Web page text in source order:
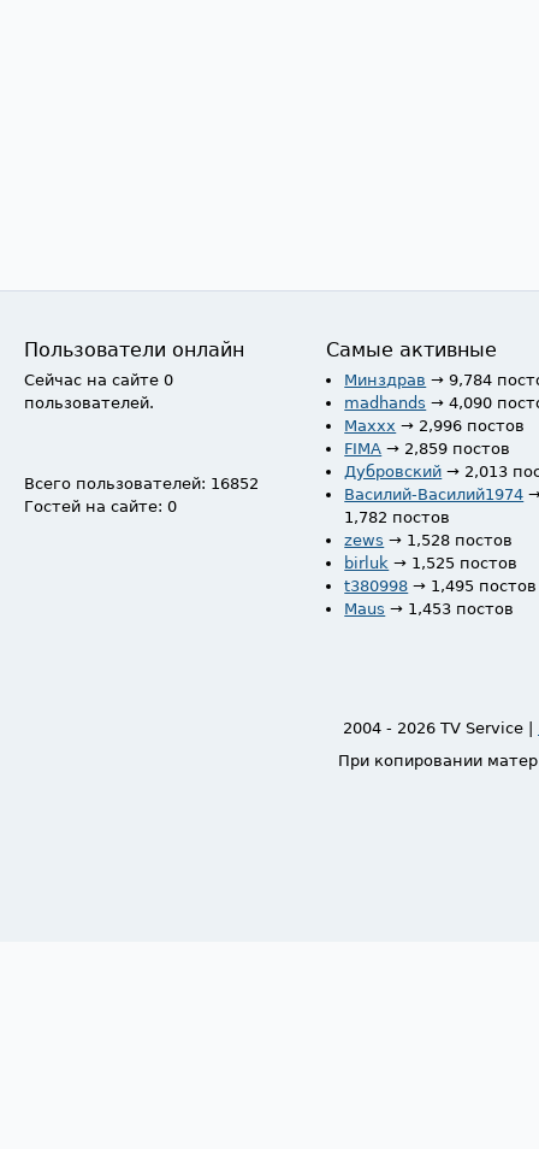
Пользователи онлайн
Сейчас на сайте 0
пользователей.
Всего пользователей: 16852
Гостей на сайте: 0
Самые активные
Минздрав → 9,784
madhands → 4,090
Maxxx → 2,996 постов
FIMA → 2,859 постов
Дубровский → 2,013
Василий-Василий1974
1,782 постов
zews → 1,528 постов
birluk → 1,525 постов
t380998 → 1,495 постов
Maus → 1,453 постов
2004 - 2026 TV Service |
При копировании